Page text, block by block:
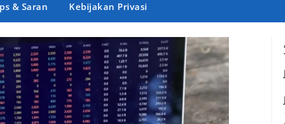
& Saran Kebijakan Privasi